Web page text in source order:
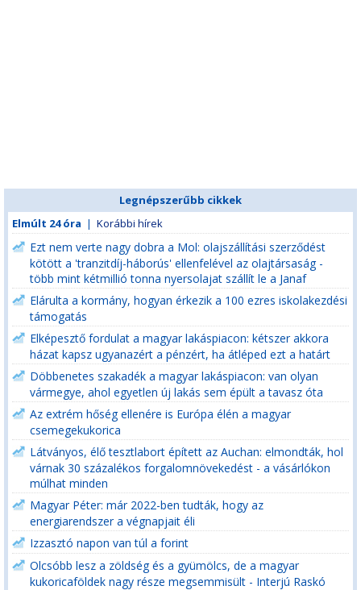
Legnépszerűbb cikkek
Elmúlt 24 óra | Korábbi hírek
Ezt nem verte nagy dobra a Mol: olajszállítási szerződést
kötött a 'tranzitdíj-háborús' ellenfelével az olajtársaság -
több mint kétmillió tonna nyersolajat szállít le a Janaf
Elárulta a kormány, hogyan érkezik a 100 ezres iskolakezdési
támogatás
Elképesztő fordulat a magyar lakáspiacon: kétszer akkora
házat kapsz ugyanazért a pénzért, ha átléped ezt a határt
Döbbenetes szakadék a magyar lakáspiacon: van olyan
vármegye, ahol egyetlen új lakás sem épült a tavasz óta
Az extrém hőség ellenére is Európa élén a magyar
csemegekukorica
Látványos, élő tesztlabort épített az Auchan: elmondták, hol
várnak 30 százalékos forgalomnövekedést - a vásárlókon
múlhat minden
Magyar Péter: már 2022-ben tudták, hogy az
energiarendszer a végnapjait éli
Izzasztó napon van túl a forint
Olcsóbb lesz a zöldség és a gyümölcs, de a magyar
kukoricaföldek nagy része megsemmisült - Interjú Raskó